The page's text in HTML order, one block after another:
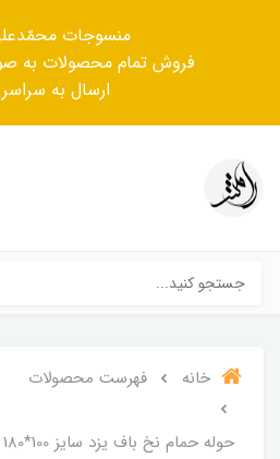
منسوجات
فروش تمام محصولات به
ارسال به سراسر
خانه فهرست محصولات